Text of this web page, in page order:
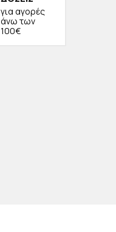
για αγορές
άνω των
100€